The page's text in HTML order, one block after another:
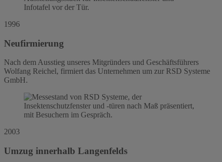
1996
Neufirmierung
Nach dem Ausstieg unseres Mitgründers und Geschäftsführers
Wolfang Reichel, firmiert das Unternehmen um zur RSD Systeme
GmbH.
2003
Umzug innerhalb Langenfelds